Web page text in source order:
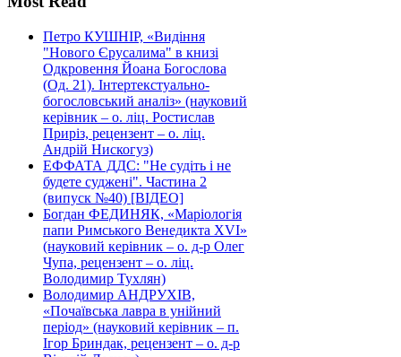
Петро КУШНІР, «Видіння
"Нового Єрусалима" в книзі
Одкровення Йоана Богослова
(Од. 21). Інтертекстуально-
богословський аналіз» (науковий
керівник – о. ліц. Ростислав
Приріз, рецензент – о. ліц.
Андрій Нискогуз)
ЕФФАТА ДДС: "Не судіть і не
будете суджені". Частина 2
(випуск №40) [ВІДЕО]
Богдан ФЕДИНЯК, «Маріологія
папи Римського Венедикта XVI»
(науковий керівник – о. д-р Олег
Чупа, рецензент – о. ліц.
Володимир Тухлян)
Володимир АНДРУХІВ,
«Почаївська лавра в унійний
період» (науковий керівник – п.
Ігор Бриндак, рецензент – о. д-р